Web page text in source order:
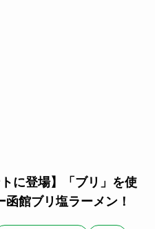
に登場】「ブリ」を使
館ブリ塩ラーメン！